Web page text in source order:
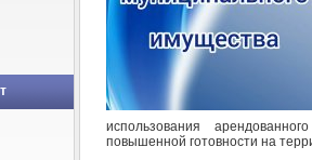
использования
повышенной готовности на